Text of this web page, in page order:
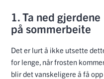
1. Ta ned gjerdene
på sommerbeite
Det er lurt å ikke utsette
for lenge, når frosten
blir det vanskeligere å få opp